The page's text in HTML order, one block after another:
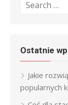
Ostatnie
Jakie
popularnych